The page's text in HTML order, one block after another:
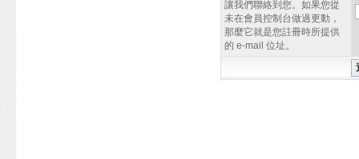
讓我們聯絡到您。如果您從
未在會員控制台做過更動，
那麼它就是您註冊時所提供
的 e-mail 位址。